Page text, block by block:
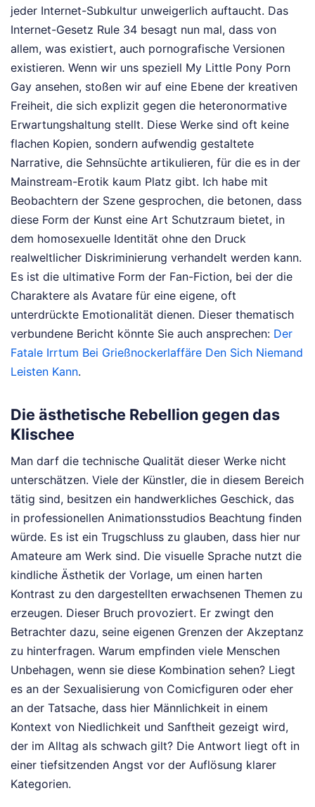
jeder Internet-Subkultur unweigerlich auftaucht. Das
Internet-Gesetz Rule 34 besagt nun mal, dass von
allem, was existiert, auch pornografische Versionen
existieren. Wenn wir uns speziell My Little Pony Porn
Gay ansehen, stoßen wir auf eine Ebene der kreativen
Freiheit, die sich explizit gegen die heteronormative
Erwartungshaltung stellt. Diese Werke sind oft keine
flachen Kopien, sondern aufwendig gestaltete
Narrative, die Sehnsüchte artikulieren, für die es in der
Mainstream-Erotik kaum Platz gibt. Ich habe mit
Beobachtern der Szene gesprochen, die betonen, dass
diese Form der Kunst eine Art Schutzraum bietet, in
dem homosexuelle Identität ohne den Druck
realweltlicher Diskriminierung verhandelt werden kann.
Es ist die ultimative Form der Fan-Fiction, bei der die
Charaktere als Avatare für eine eigene, oft
unterdrückte Emotionalität dienen. Dieser thematisch
verbundene Bericht könnte Sie auch ansprechen: Der
Fatale Irrtum Bei Grießnockerlaffäre Den Sich Niemand
Leisten Kann.
Die ästhetische Rebellion gegen das
Klischee
Man darf die technische Qualität dieser Werke nicht
unterschätzen. Viele der Künstler, die in diesem Bereich
tätig sind, besitzen ein handwerkliches Geschick, das
in professionellen Animationsstudios Beachtung finden
würde. Es ist ein Trugschluss zu glauben, dass hier nur
Amateure am Werk sind. Die visuelle Sprache nutzt die
kindliche Ästhetik der Vorlage, um einen harten
Kontrast zu den dargestellten erwachsenen Themen zu
erzeugen. Dieser Bruch provoziert. Er zwingt den
Betrachter dazu, seine eigenen Grenzen der Akzeptanz
zu hinterfragen. Warum empfinden viele Menschen
Unbehagen, wenn sie diese Kombination sehen? Liegt
es an der Sexualisierung von Comicfiguren oder eher
an der Tatsache, dass hier Männlichkeit in einem
Kontext von Niedlichkeit und Sanftheit gezeigt wird,
der im Alltag als schwach gilt? Die Antwort liegt oft in
einer tiefsitzenden Angst vor der Auflösung klarer
Kategorien.